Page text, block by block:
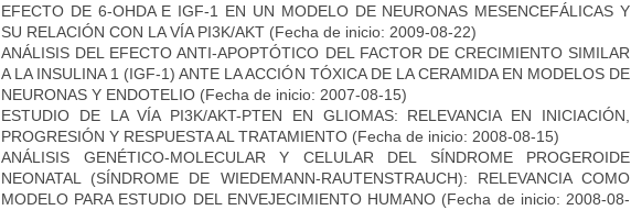
EFECTO DE 6-OHDA E IGF-1 EN UN MODELO DE NEURONAS MESENCEFÁLICAS Y
SU RELACIÓN CON LA VÍA PI3K/AKT (Fecha de inicio: 2009-08-22)
ANÁLISIS DEL EFECTO ANTI-APOPTÓTICO DEL FACTOR DE CRECIMIENTO SIMILAR
A LA INSULINA 1 (IGF-1) ANTE LA ACCIÓN TÓXICA DE LA CERAMIDA EN MODELOS DE
NEURONAS Y ENDOTELIO (Fecha de inicio: 2007-08-15)
ESTUDIO DE LA VÍA PI3K/AKT-PTEN EN GLIOMAS: RELEVANCIA EN INICIACIÓN,
PROGRESIÓN Y RESPUESTA AL TRATAMIENTO (Fecha de inicio: 2008-08-15)
ANÁLISIS GENÉTICO-MOLECULAR Y CELULAR DEL SÍNDROME PROGEROIDE
NEONATAL (SÍNDROME DE WIEDEMANN-RAUTENSTRAUCH): RELEVANCIA COMO
MODELO PARA ESTUDIO DEL ENVEJECIMIENTO HUMANO (Fecha de inicio: 2008-08-